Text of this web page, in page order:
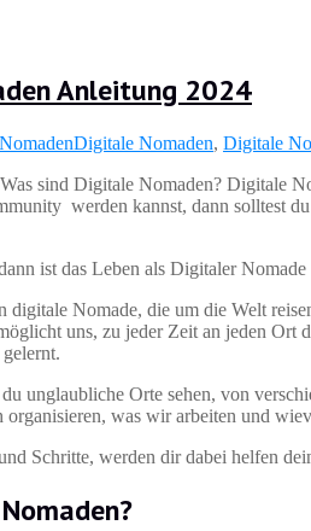
Anleitung 2024
Digitale Nomaden, Digitale
sind Digitale Nomaden? Digitale
werden kannst, dann solltest
ist das Leben als Digitaler
digitale Nomade, die um die Welt
uns, zu jeder Zeit an jeden
unglaubliche Orte sehen, von
was wir arbeiten und
Schritte, werden dir dabei helfen